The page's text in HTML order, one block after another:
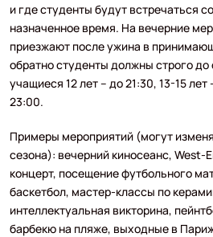
и где студенты будут встречаться
назначенное время. На вечерние
приезжают после ужина в
обратно студенты должны строго
учащиеся 12 лет – до 21:30, 13-15
23:00.
Примеры мероприятий (могут
сезона): вечерний киносеанс, West-
концерт, посещение футбольного
баскетбол, мастер-классы по
интеллектуальная викторина,
барбекю на пляже, выходные в